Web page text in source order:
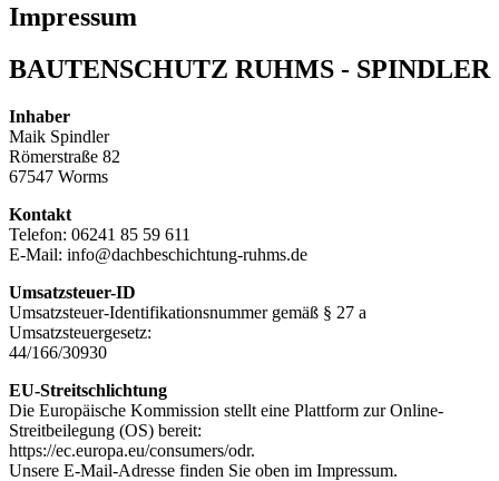
Impressum
BAUTENSCHUTZ RUHMS - SPINDLER
Inhaber
Maik Spindler
Römerstraße 82
67547 Worms
Kontakt
Telefon: 06241 85 59 611
E-Mail: info@dachbeschichtung-ruhms.de
Umsatzsteuer-ID
Umsatzsteuer-Identifikationsnummer gemäß § 27 a
Umsatzsteuergesetz:
44/166/30930
EU-Streitschlichtung
Die Europäische Kommission stellt eine Plattform zur Online-
Streitbeilegung (OS) bereit:
https://ec.europa.eu/consumers/odr.
Unsere E-Mail-Adresse finden Sie oben im Impressum.